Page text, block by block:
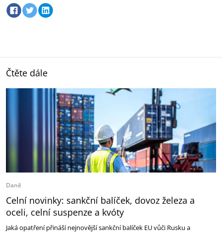
Čtěte dále
Daně
Celní novinky: sankční balíček, dovoz železa a
oceli, celní suspenze a kvóty
Jaká opatření přináší nejnovější sankční balíček EU vůči Rusku a